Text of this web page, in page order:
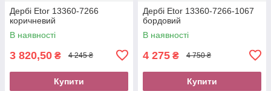
Дербі Etor 13360-7266
коричневий
В наявності
3 820,50 ₴ 4 245 ₴
Купити
Дербі Etor 13360-7266-1067
бордовий
В наявності
4 275 ₴ 4 750 ₴
Купити